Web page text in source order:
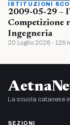
ISTITUZIONI
2009-05-29 –
Competizione
Ingegneria
20 Luglio 2026 · 126
La scuola catanese
SEZIONI